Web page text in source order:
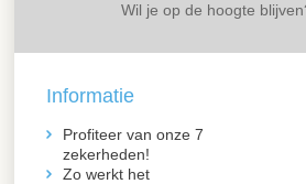
Wil je op de hoogte
Informatie
Profiteer van onze 7
zekerheden!
Zo werkt het